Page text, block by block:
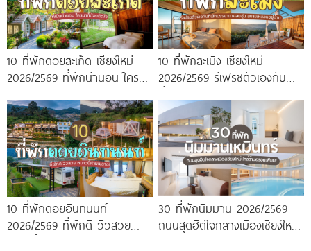
10 ที่พักดอยสะเก็ด เชียงใหม่
2026/2569 ที่พักน่านอน ใครมา
10 ที่พักสะเมิง เชียงใหม่
2026/2569 รีเฟรชตัวเองกับ
เหมือนอยู่บ้าน
10 ที่พักดอยอินทนนท์
2026/2569 ที่พักดี วิวสวย
30 ที่พักนิมมาน 2026/2569
ถนนสุดฮิตใจกลางเมืองเชียงใหม่